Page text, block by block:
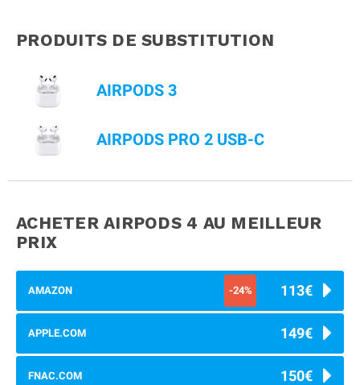
PRODUITS DE SUBSTITUTION
AIRPODS 3
AIRPODS PRO 2 USB-C
ACHETER AIRPODS 4 AU MEILLEUR
PRIX
AMAZON -24% 113€
APPLE.COM 149€
FNAC.COM 150€